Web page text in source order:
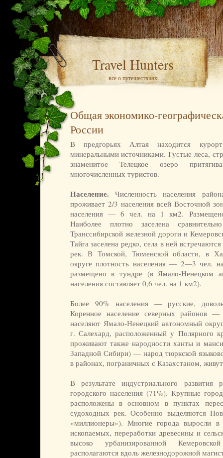
Travel Hunters
все о путешествиях
Общая экономико-
России
В предгорьях Алтая находится
минеральными источниками. Густые леса,
знаменитое Телецкое озеро
многочисленных туристов.
Население. Численность населения
проживает 2/3 населения всей Восточной
населения — 6 чел. на 1 км2.
Наиболее плотно заселена
Транссибирской железной дороги и
Тайга заселена редко, села в ней
рек. В Томской, Тюменской области, в
округе плотность населения — 2—3 чел.
размещено в тундре (в Ямало-Ненецком
населения составляет 0,6 чел. на 1 км2).
Более 90% населения — русские,
Коренное население северных районов
населяют Ямало-Ненецкий автономный
г. Салехард, расположенный у Полярного
проживают также народности ханты и
Западной Сибири) — народ тюркской
в районах, пограничных с Казахстаном,
В результате индустриального
городского населения (71%). Крупные
расположены в основном в пунктах
судоходных рек. Особенно выделяются
«миллионеры»). Многие города выросли в
ископаемых, переработки древесины и
высоко урбанизированной
располагаются вдоль железнодорожной